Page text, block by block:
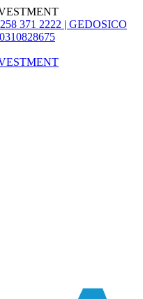
371 2222 | GEDOSICO